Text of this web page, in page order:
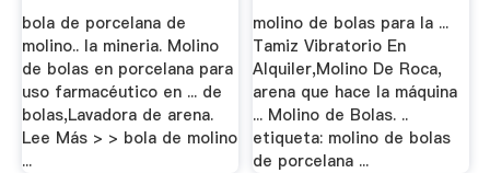
bola de porcelana de
molino.. la mineria. Molino
de bolas en porcelana para
uso farmacéutico en ... de
bolas,Lavadora de arena.
Lee Más > > bola de molino
...
molino de bolas para la ...
Tamiz Vibratorio En
Alquiler,Molino De Roca,
arena que hace la máquina
... Molino de Bolas. ..
etiqueta: molino de bolas
de porcelana ...